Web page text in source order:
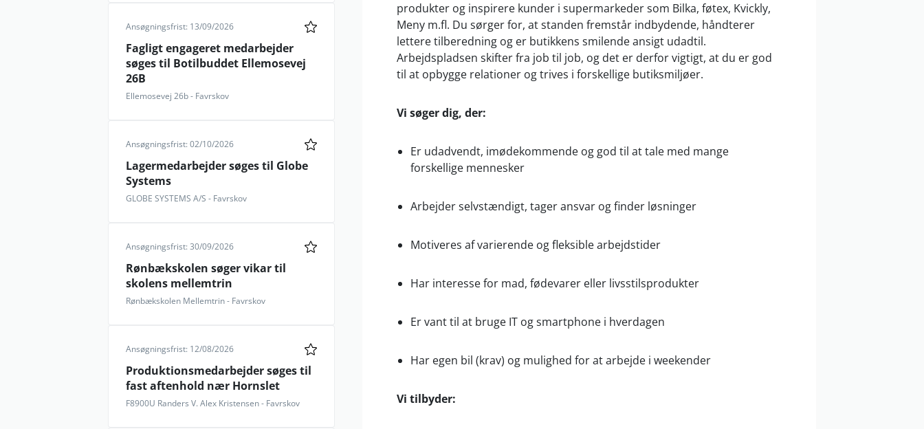
Ansøgningsfrist: 13/09/2026
Fagligt engageret medarbejder
søges til Botilbuddet Ellemosevej
26B
Ellemosevej 26b - Favrskov
Ansøgningsfrist: 02/10/2026
Lagermedarbejder søges til Globe
Systems
GLOBE SYSTEMS A/S - Favrskov
Ansøgningsfrist: 30/09/2026
Rønbækskolen søger vikar til
skolens mellemtrin
Rønbækskolen Mellemtrin - Favrskov
Ansøgningsfrist: 12/08/2026
Produktionsmedarbejder søges til
fast aftenhold nær Hornslet
F8900U Randers V. Alex Kristensen - Favrskov
produkter og inspirere kunder i supermarkeder som Bilka, føtex, Kvickly,
Meny m.fl. Du sørger for, at standen fremstår indbydende, håndterer
lettere tilberedning og er butikkens smilende ansigt udadtil.
Arbejdspladsen skifter fra job til job, og det er derfor vigtigt, at du er god
til at opbygge relationer og trives i forskellige butiksmiljøer.
Vi søger dig, der:
Er udadvendt, imødekommende og god til at tale med mange
forskellige mennesker
Arbejder selvstændigt, tager ansvar og finder løsninger
Motiveres af varierende og fleksible arbejdstider
Har interesse for mad, fødevarer eller livsstilsprodukter
Er vant til at bruge IT og smartphone i hverdagen
Har egen bil (krav) og mulighed for at arbejde i weekender
Vi tilbyder: